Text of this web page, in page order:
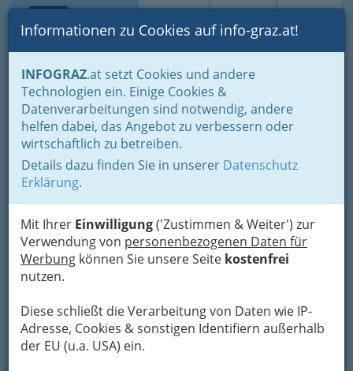
Suche Login Toggle
Informationen zu Cookies auf info-graz.at!
INFOGRAZ.at setzt Cookies und andere
Technologien ein. Einige Cookies &
Datenverarbeitungen sind notwendig, andere
helfen dabei, das Angebot zu verbessern oder
wirtschaftlich zu betreiben.
Details dazu finden Sie in unserer Datenschutz
Erklärung.
Mit Ihrer Einwilligung('Zustimmen & Weiter') zur
Verwendung von personenbezogenen Daten für
Werbung können Sie unsere Seite kostenfrei
nutzen.
Diese schließt die Verarbeitung von Daten wie IP-
Adresse, Cookies & sonstigen Identifiern außerhalb
der EU (u.a. USA) ein.
Home Gastronomie Kriterien Auswahl Rauchfreie Lokale
Stoffbauer *** Wirtshaus
und Hotel - Stoffbauer
Gastronomie und Hotelerie
Gesellschaft m.b.H.
Oberer Plattenweg 21, 8043 Graz-Kroisbach
+43 316 685 300
+43 316 685 108
Karte